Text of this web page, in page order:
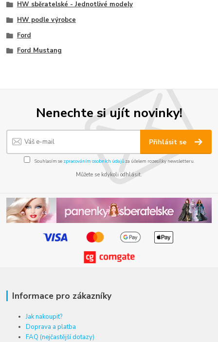
HW sběratelské - Jednotlivé modely
HW podle výrobce
Ford
Ford Mustang
Nenechte si ujít novinky!
Přihlásit se
Souhlasím se zpracováním osobních údajůza účelem rozesílky newsletteru.
Můžete se kdykoli odhlásit.
Informace pro zákazníky
Jak nakoupit?
Doprava a platba
FAQ (nejčastější dotazy)